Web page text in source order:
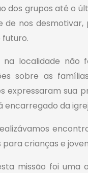
dos grupos até o
de nos
na localidade não
sobre as
expressaram sua
encarregado da
para crianças e
missão foi uma